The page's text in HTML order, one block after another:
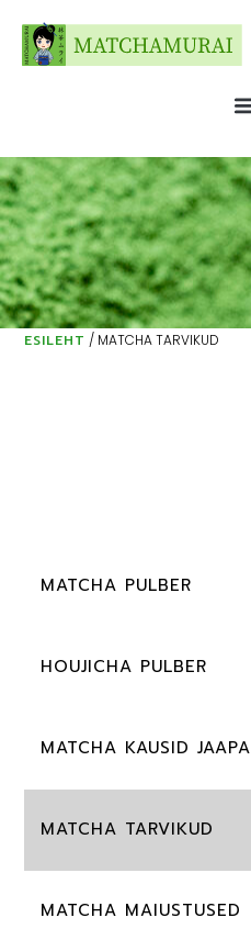
ESILEHT / MATCHA TARVIKUD
MATCHA PULBER
HOUJICHA PULBER
MATCHA KAUSID
MATCHA TARVIKUD
MATCHA MAIUSTUSED